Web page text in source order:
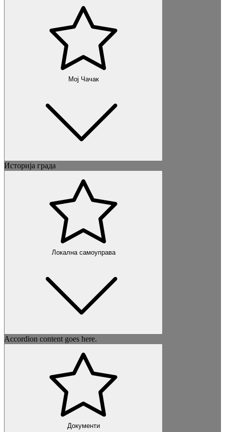
Мој Чачак
Историја града
Локална самоуправа
Accordion content goes here.
Документи